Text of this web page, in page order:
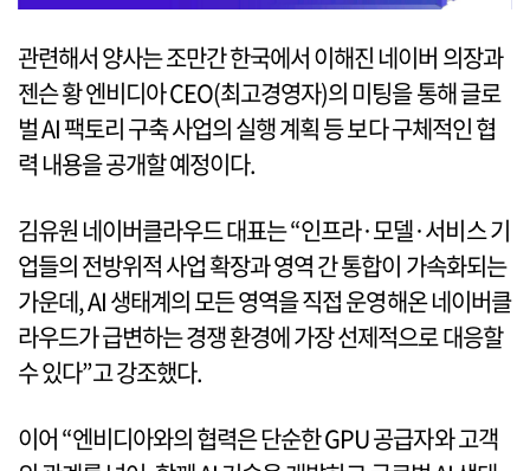
관련해서 양사는 조만간 한국에서 이해진 네이버 의장과
젠슨 황 엔비디아 CEO(최고경영자)의 미팅을 통해 글로
벌 AI 팩토리 구축 사업의 실행 계획 등 보다 구체적인 협
력 내용을 공개할 예정이다.
김유원 네이버클라우드 대표는 “인프라·모델·서비스 기
업들의 전방위적 사업 확장과 영역 간 통합이 가속화되는
가운데, AI 생태계의 모든 영역을 직접 운영해온 네이버클
라우드가 급변하는 경쟁 환경에 가장 선제적으로 대응할
수 있다”고 강조했다.
이어 “엔비디아와의 협력은 단순한 GPU 공급자와 고객